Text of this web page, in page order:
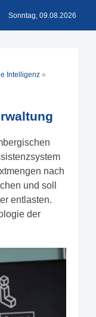
Sonntag, 09.08.2026
Intelligenz »
nach
und soll
entlasten.
der